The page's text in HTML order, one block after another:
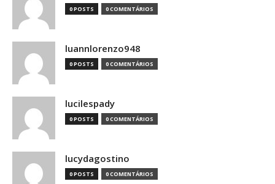
0 POSTS 0 COMENTÁRIOS
luannlorenzo948
0 POSTS 0 COMENTÁRIOS
lucilespady
0 POSTS 0 COMENTÁRIOS
lucydagostino
0 POSTS 0 COMENTÁRIOS